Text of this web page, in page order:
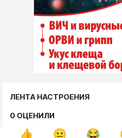
ЛЕНТА НАСТРОЕНИЯ
0 ОЦЕНИЛИ